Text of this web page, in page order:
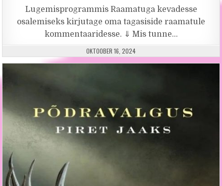
Lugemisprogrammis Raamatuga kevadesse
osalemiseks kirjutage oma tagasiside raamatule
kommentaaridesse. ⇓ Mis tunne…
PUBLISHED DATE:
OKTOOBER 16, 2024